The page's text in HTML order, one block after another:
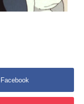
Facebook